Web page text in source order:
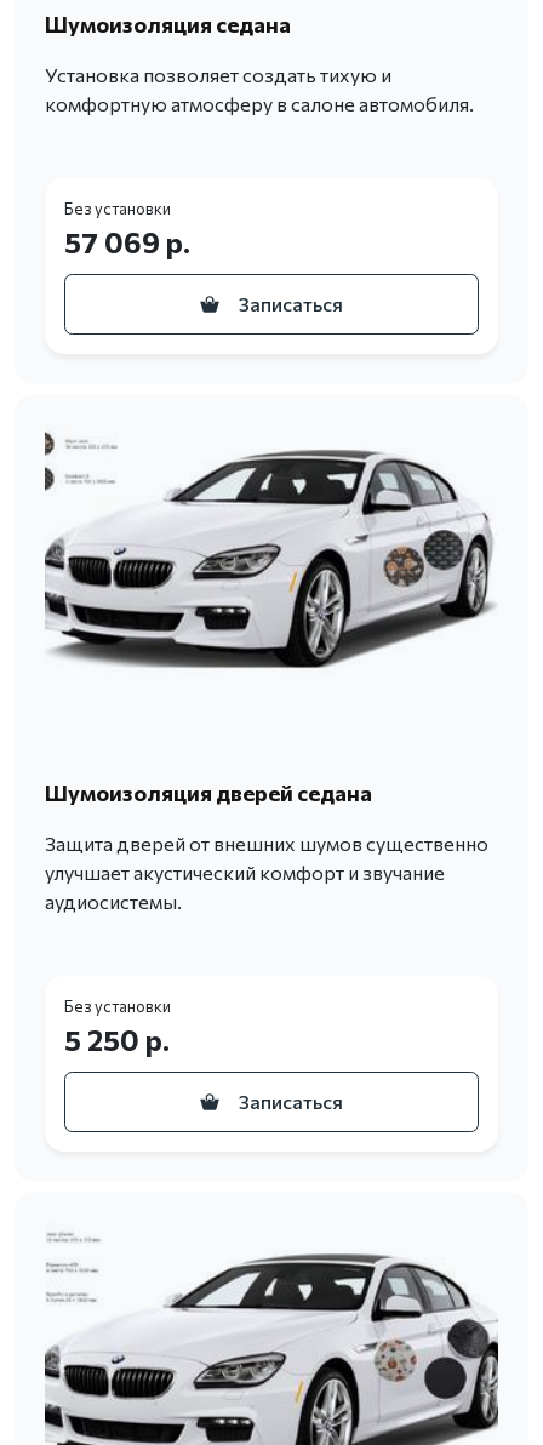
Шумоизоляция седана
Установка позволяет создать тихую и
комфортную атмосферу в салоне автомобиля.
Без установки
57 069 р.
Записаться
Шумоизоляция дверей седана
Защита дверей от внешних шумов существенно
улучшает акустический комфорт и звучание
аудиосистемы.
Без установки
5 250 р.
Записаться